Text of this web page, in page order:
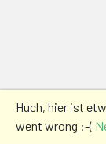
Huch, hier ist
went wrong :-(